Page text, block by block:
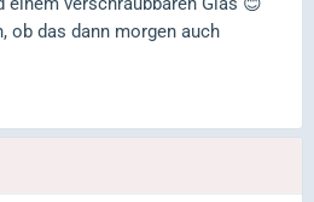
ob das dann morgen auch